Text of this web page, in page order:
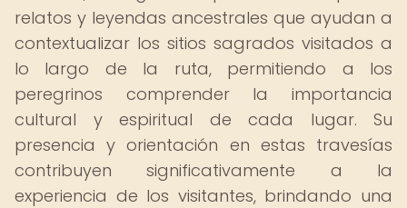
relatos y leyendas ancestrales que ayudan a
contextualizar los sitios sagrados visitados a
lo largo de la ruta, permitiendo a los
peregrinos comprender la importancia
cultural y espiritual de cada lugar. Su
presencia y orientación en estas travesías
contribuyen significativamente a la
experiencia de los visitantes, brindando una